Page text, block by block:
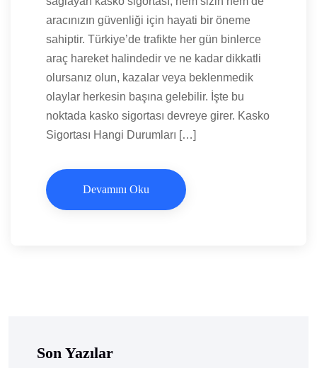
aracınızın güvenliği için hayati bir öneme
sahiptir. Türkiye’de trafikte her gün binlerce
araç hareket halindedir ve ne kadar dikkatli
olursanız olun, kazalar veya beklenmedik
olaylar herkesin başına gelebilir. İşte bu
noktada kasko sigortası devreye girer. Kasko
Sigortası Hangi Durumları […]
Devamını Oku
Son Yazılar